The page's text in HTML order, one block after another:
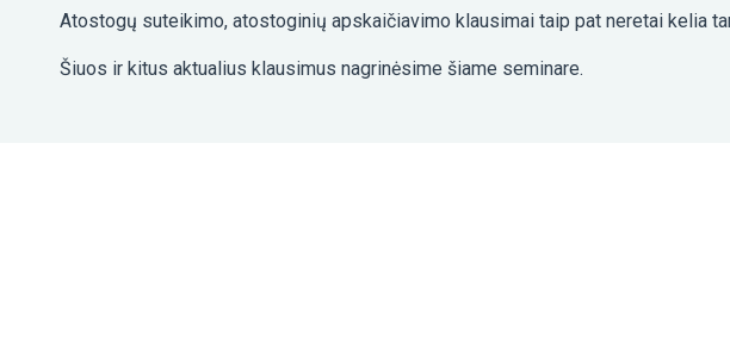
Atostogų suteikimo, atostoginių apskaičiavimo klausimai taip pat neretai kelia
Šiuos ir kitus aktualius klausimus nagrinėsime šiame seminare.